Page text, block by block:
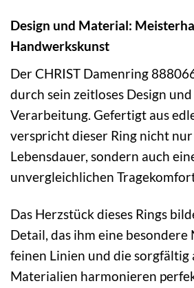
Design und Material:
Handwerkskunst
Der CHRIST Damenring
durch sein zeitloses Design
Verarbeitung. Gefertigt aus
verspricht dieser Ring nicht
Lebensdauer, sondern auch
unvergleichlichen
Das Herzstück dieses Rings
Detail, das ihm eine
feinen Linien und die sorgfältig
Materialien harmonieren